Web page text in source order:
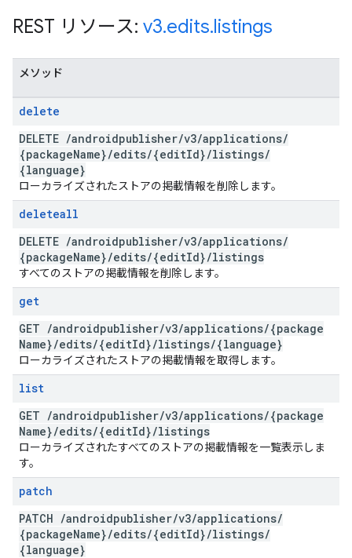
REST リソース: v3.edits.listings
メソッド
delete
DELETE /androidpublisher/v3/applications/
{packageName}/edits/{editId}/listings/
{language}
ローカライズされたストアの掲載情報を削除します。
deleteall
DELETE /androidpublisher/v3/applications/
{packageName}/edits/{editId}/listings
すべてのストアの掲載情報を削除します。
get
GET /androidpublisher/v3/applications/{package
Name}/edits/{editId}/listings/{language}
ローカライズされたストアの掲載情報を取得します。
list
GET /androidpublisher/v3/applications/{package
Name}/edits/{editId}/listings
ローカライズされたすべてのストアの掲載情報を一覧表示しま
す。
patch
PATCH /androidpublisher/v3/applications/
{packageName}/edits/{editId}/listings/
{language}